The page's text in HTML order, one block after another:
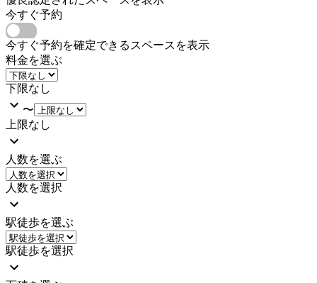
今すぐ予約
今すぐ予約を確定できるスペースを表示
料金を選ぶ
下限なし
〜
上限なし
人数を選ぶ
人数を選択
駅徒歩を選ぶ
駅徒歩を選択